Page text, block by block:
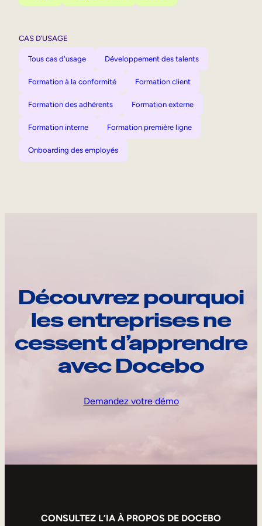
CAS D’USAGE
Tous cas d'usage Développement des talents
Formation à la conformité Formation client
Formation des adhérents Formation externe
Formation interne Formation première ligne
Onboarding des employés
Découvrez pourquoi
les entreprises ne
cessent d’apprendre
avec Docebo
Demandez votre démo
CONSULTEZ L’IA À PROPOS DE DOCEBO